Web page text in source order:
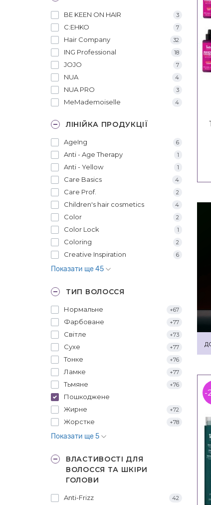
BE KEEN ON HAIR 3
C:EHKO 7
Hair Company 32
ING Professional 18
JOJO 7
NUA 4
NUA PRO 3
MeMademoiselle 4
ЛІНІЙКА ПРОДУКЦІЇ
AgeIng 6
Anti - Age Therapy 1
Anti - Yellow 1
Care Basics 4
Care Prof. 2
Children's hair cosmetics 4
Color 2
Color Lock 1
Coloring 2
Creative Inspiration 6
Показати ще 45
ТИП ВОЛОССЯ
Нормальне +67
Фарбоване +77
Світле +73
Сухе +77
Тонке +76
Ламке +77
Тьмяне +76
Пошкоджене
Жирне
+72
Жорстке +78
Показати ще 5
ВЛАСТИВОСТІ ДЛЯ
ВОЛОССЯ ТА ШКІРИ
ГОЛОВИ
Anti-Frizz 42
-